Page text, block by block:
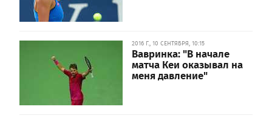
2016 Г., 10 СЕНТЯБРЯ, 10:15
Вавринка: "В начале
матча Кеи оказывал на
меня давление"